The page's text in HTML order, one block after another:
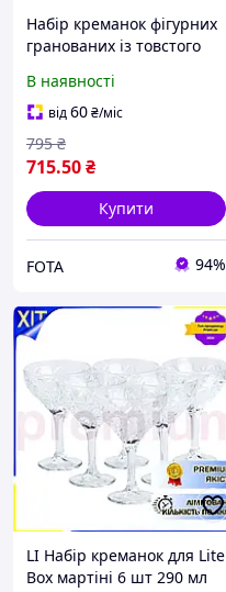
Набір креманок фігурних
гранованих із товстого
В наявності
від60₴/міс
715.50₴
795 ₴
Купити
FOTA 94%
LI Набір креманок для Lite
Box мартіні 6 шт 290 мл